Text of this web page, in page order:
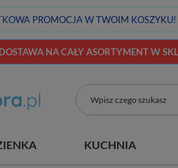
PROMOCJA W TWOIM KOSZYKU!
NA CAŁY ASORTYMENT W
KUCHNIA